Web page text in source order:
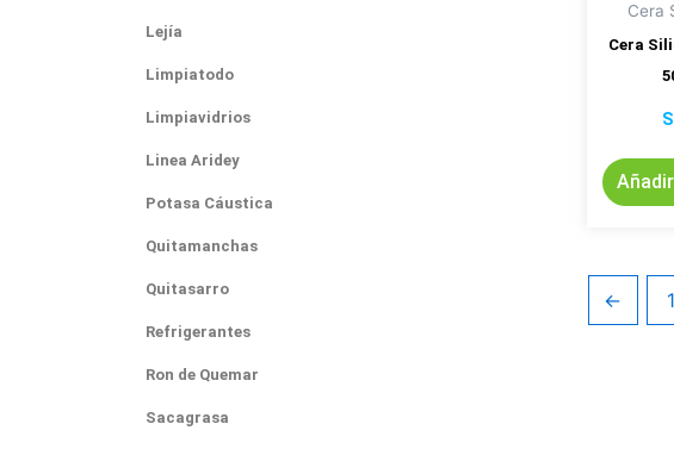
Lejía
Limpiatodo
Limpiavidrios
Linea Aridey
Potasa Cáustica
Quitamanchas
Quitasarro
Refrigerantes
Ron de Quemar
Sacagrasa
Cera
Cera
← 1